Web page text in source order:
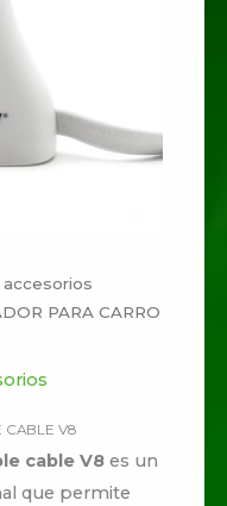
PARA CARRO
CABLE V8
cable V8 es un
que permite